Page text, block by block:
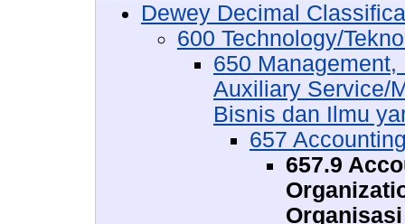
Dewey Decimal
600 Technology/
650
Auxiliary Service/
Bisnis dan Ilmu
657
657.9